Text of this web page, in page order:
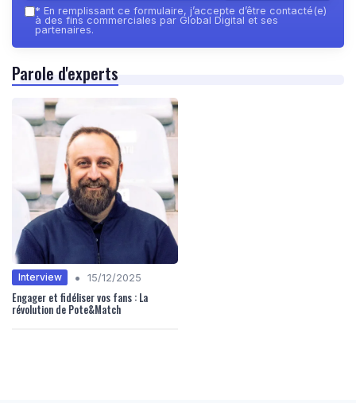
* En remplissant ce formulaire, j’accepte d’être contacté(e)
à des fins commerciales par Global Digital et ses
partenaires.
Parole d'experts
Interview • 15/12/2025
Engager et fidéliser vos fans : La
révolution de Pote&Match